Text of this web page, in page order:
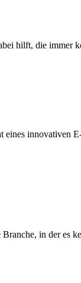
hilft, die immer
innovativen
in der es